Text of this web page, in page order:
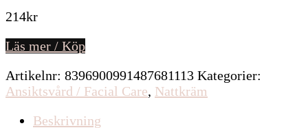
214kr
Läs mer / Köp
Artikelnr: 8396900991487681113 Kategorier:
Ansiktsvård / Facial Care, Nattkräm
Beskrivning